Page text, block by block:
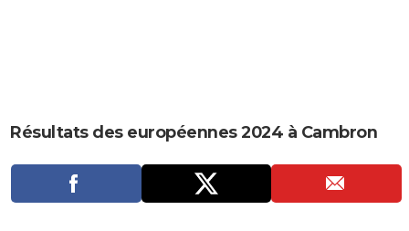
CARTE DE VOEUX
Carte de Noël
Carte Bonne année
Carte Saint-Valentin
Carte Pâques
Carte d'anniversaire
DICTIONNAIRE
Dictionnaire
Biographies
Citations
Expressions
Proverbes
PROGRAMME TV
Résultats des européennes 2024 à Cambron